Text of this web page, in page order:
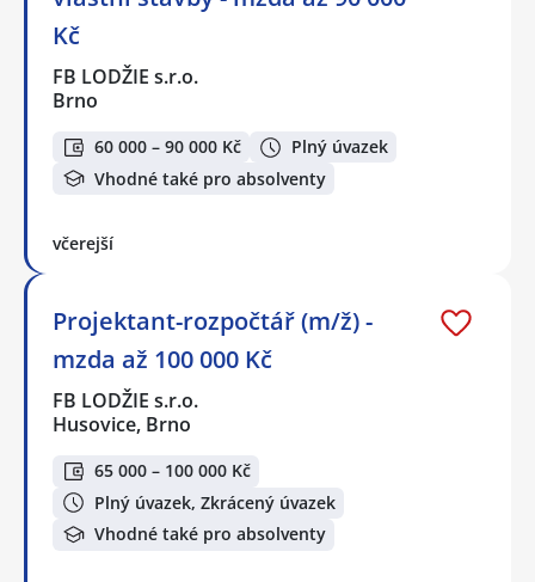
Kč
FB LODŽIE s.r.o.
Brno
60 000 – 90 000 Kč
Plný úvazek
Vhodné také pro absolventy
včerejší
Projektant-rozpočtář (m/ž) -
mzda až 100 000 Kč
FB LODŽIE s.r.o.
Husovice, Brno
65 000 – 100 000 Kč
Plný úvazek, Zkrácený úvazek
Vhodné také pro absolventy